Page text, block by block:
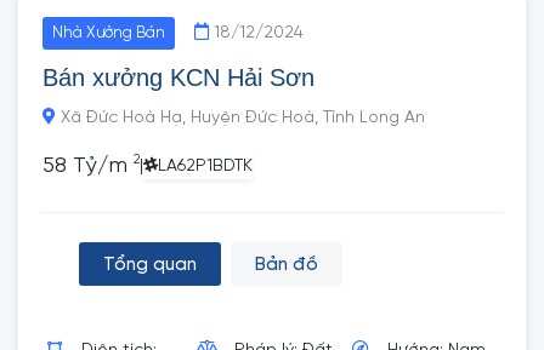
Nhà Xưởng Bán 18/12/2024
Bán xưởng KCN Hải Sơn
Xã Đức Hoà Hạ, Huyện Đức Hoà, Tỉnh Long An
58 Tỷ/m 2 LA62P1BDTK
Tổng quan Bản đồ